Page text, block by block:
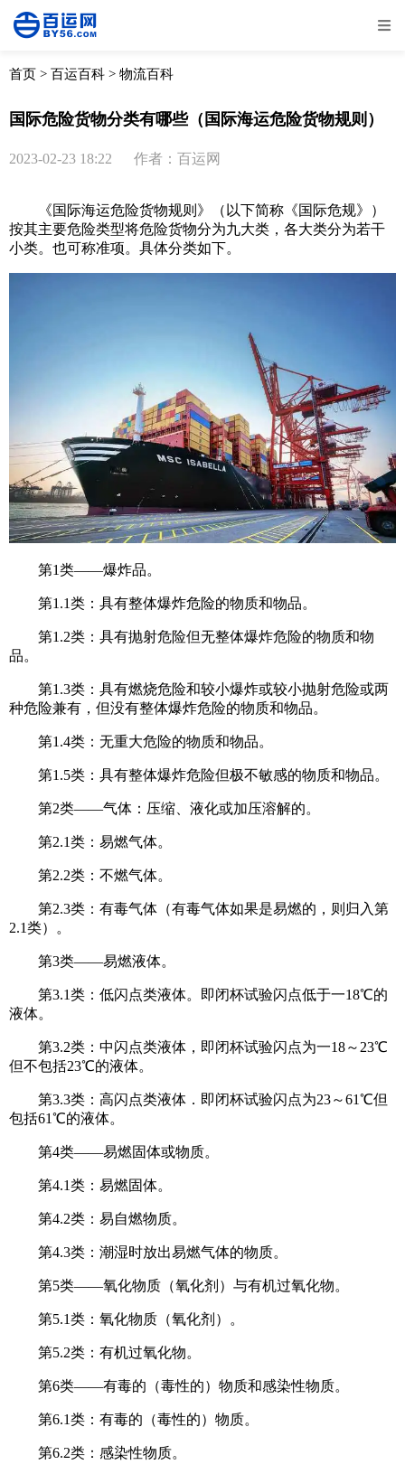
全部 物流资讯
取消
首页 > 百运百科 > 物流百科
国际危险货物分类有哪些（国际海运危险货物规则）
2023-02-23 18:22 作者：百运网
《国际海运危险货物规则》（以下简称《国际危规》）
按其主要危险类型将危险货物分为九大类，各大类分为若干
小类。也可称准项。具体分类如下。
第1类——爆炸品。
第1.1类：具有整体爆炸危险的物质和物品。
第1.2类：具有抛射危险但无整体爆炸危险的物质和物
品。
第1.3类：具有燃烧危险和较小爆炸或较小抛射危险或两
种危险兼有，但没有整体爆炸危险的物质和物品。
第1.4类：无重大危险的物质和物品。
第1.5类：具有整体爆炸危险但极不敏感的物质和物品。
第2类——气体：压缩、液化或加压溶解的。
第2.1类：易燃气体。
第2.2类：不燃气体。
第2.3类：有毒气体（有毒气体如果是易燃的，则归入第
2.1类）。
第3类——易燃液体。
第3.1类：低闪点类液体。即闭杯试验闪点低于一18℃的
液体。
第3.2类：中闪点类液体，即闭杯试验闪点为一18～23℃
但不包括23℃的液体。
第3.3类：高闪点类液体．即闭杯试验闪点为23～61℃但
包括61℃的液体。
第4类——易燃固体或物质。
第4.1类：易燃固体。
第4.2类：易自燃物质。
第4.3类：潮湿时放出易燃气体的物质。
第5类——氧化物质（氧化剂）与有机过氧化物。
第5.1类：氧化物质（氧化剂）。
第5.2类：有机过氧化物。
第6类——有毒的（毒性的）物质和感染性物质。
第6.1类：有毒的（毒性的）物质。
第6.2类：感染性物质。